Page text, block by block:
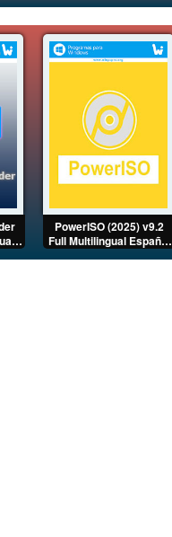
PowerISO (2025) v9.2
Full Multilingual Español